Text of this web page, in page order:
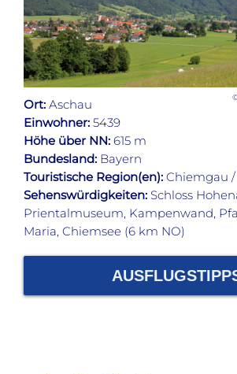
Ort: Aschau
Einwohner: 5439
Höhe über NN: 615 m
Bundesland: Bayern
Touristische Region(en): Chiemgau
Sehenswürdigkeiten: Schloss
Prientalmuseum, Kampenwand,
Maria, Chiemsee (6 km NO)